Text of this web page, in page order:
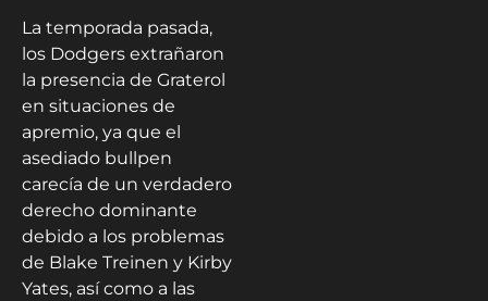
La temporada pasada,
los Dodgers extrañaron
la presencia de Graterol
en situaciones de
apremio, ya que el
asediado bullpen
carecía de un verdadero
derecho dominante
debido a los problemas
de Blake Treinen y Kirby
Yates, así como a las